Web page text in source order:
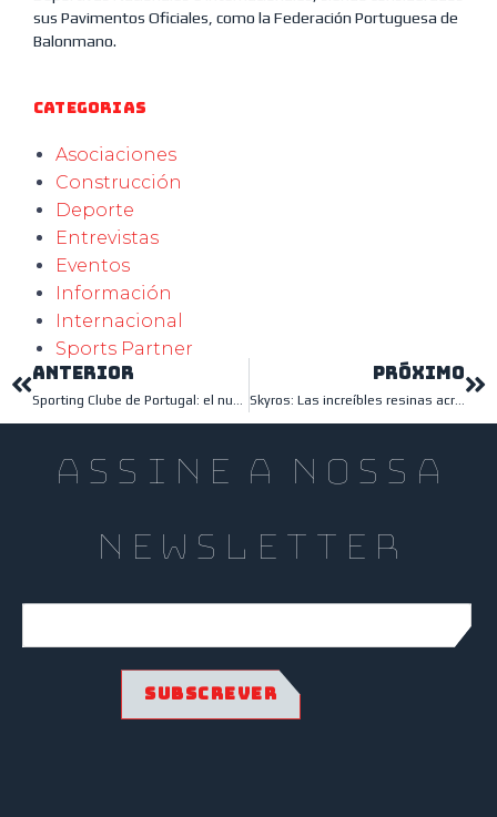
sus Pavimentos Oficiales, como la Federación Portuguesa de
Balonmano.
Categorias
Asociaciones
Construcción
Deporte
Entrevistas
Eventos
Información
Internacional
Sports Partner
ANTERIOR
Sporting Clube de Portugal: el nuevo comienzo
PRÓXIMO
Skyros: Las increíbles resinas acrílicas para el deporte
assine a nossa
Newsletter